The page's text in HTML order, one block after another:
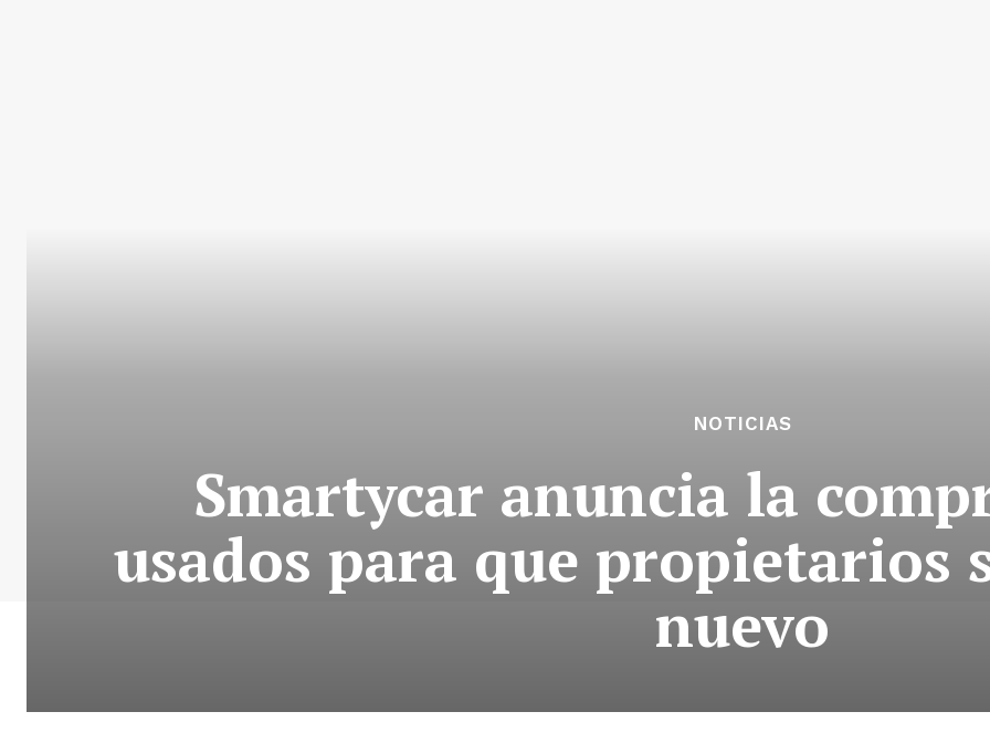
NOTICIAS
Smartycar anuncia la
usados para que propietarios
nuevo